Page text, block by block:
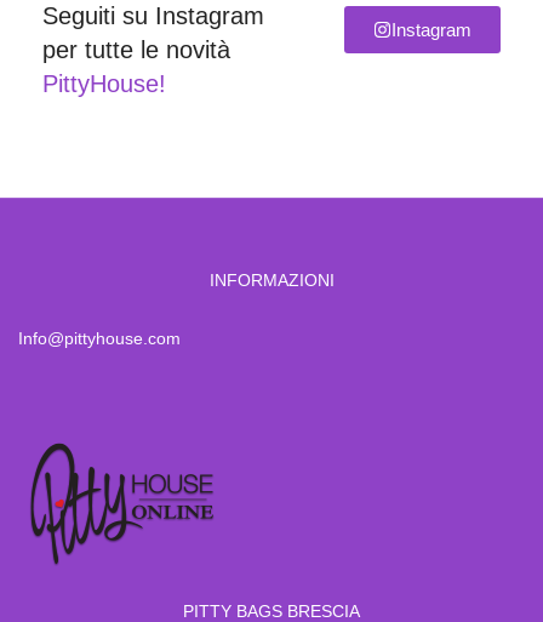
Seguiti su Instagram
per tutte le novità
PittyHouse!
Instagram
INFORMAZIONI
Info@pittyhouse.com
PITTY BAGS BRESCIA